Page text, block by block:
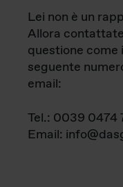
Lei non è un
Allora
questione
seguente
email:
Tel.: 0039 0474
Email: